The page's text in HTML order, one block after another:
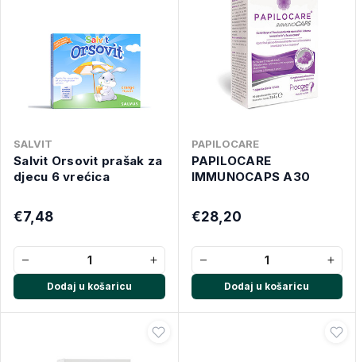
SALVIT
Salvit Orsovit prašak za
djecu 6 vrećica
€7,48
− +
Dodaj u košaricu
PAPILOCARE
PAPILOCARE
IMMUNOCAPS A30
€28,20
− +
Dodaj u košaricu